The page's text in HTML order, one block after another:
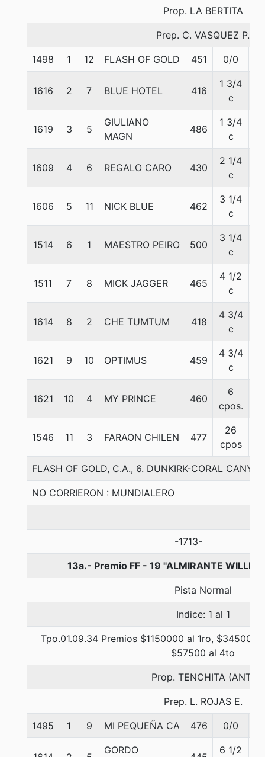
Prop. LA BERTITA
Prep. C. VASQUEZ P.
1498 1 12 FLASH OF GOLD 451 0/0
1616 2 7 BLUE HOTEL 416
1 3/4
c
1619 3 5
GIULIANO
MAGN
486
1 3/4
c
1609 4 6 REGALO CARO 430
2 1/4
c
1606 5 11 NICK BLUE 462
3 1/4
c
1514 6 1 MAESTRO PEIRO 500
3 1/4
c
1511 7 8 MICK JAGGER 465
4 1/2
c
1614 8 2 CHE TUMTUM 418
4 3/4
c
1621 9 10 OPTIMUS 459
4 3/4
c
1621 10 4 MY PRINCE 460
6
cpos.
1546 11 3 FARAON CHILEN 477
26
cpos
FLASH OF GOLD, C.A., 6. DUNKIRK-CORAL
NO CORRIERON : MUNDIALERO
-1713-
13a.- Premio FF - 19 "ALMIRANTE
Pista Normal
Indice: 1 al 1
Tpo.01.09.34 Premios $1150000 al 1ro, $345000
$57500 al 4to
Prop. TENCHITA (ANT)
Prep. L. ROJAS E.
1495 1 9 MI PEQUEÑA CA 476 0/0
GORDO 6 1/2